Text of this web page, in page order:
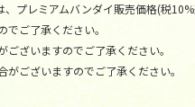
プレミアムバンダイ販売価格(税10%
ご了承ください。
ざいますのでご了承ください。
ございますのでご了承ください。